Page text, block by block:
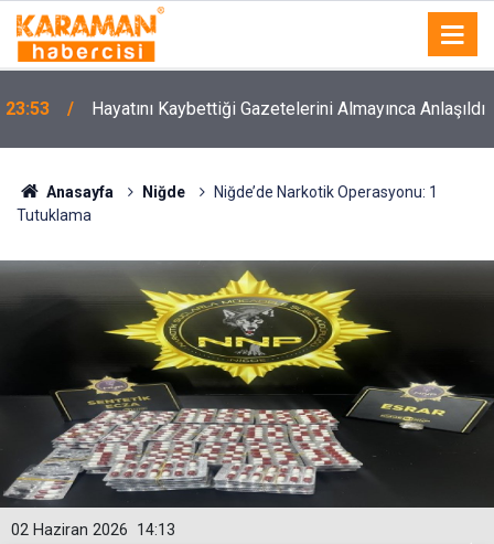
23:53 Hayatını Kaybettiği Gazetelerini Almayınca Anlaşıldı
Anasayfa Niğde
Niğde’de Narkotik Operasyonu: 1
Tutuklama
14:13
02 Haziran 2026